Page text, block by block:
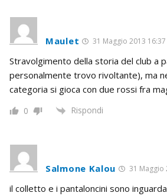
Maulet 31 Maggio 2013 16:37
Stravolgimento della storia del club a
personalmente trovo rivoltante), ma
categoria si gioca con due rossi fra
0 Rispondi
Salmone Kalou 31 Maggio
il colletto e i pantaloncini sono